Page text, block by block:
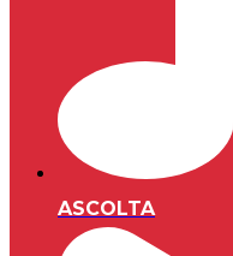
ASCOLTA